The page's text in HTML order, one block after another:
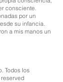
consciente.
por un
su infancia.
a mis manos un
Todos los